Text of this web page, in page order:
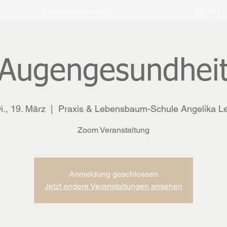
19. März Praxis & Lebensbaum-Schule Angelika
Zoom Veranstaltung
Anmeldung geschlossen
Jetzt andere Veranstaltungen ansehen